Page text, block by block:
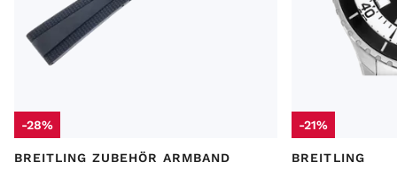
-28%
BREITLING ZUBEHÖR ARMBAND
-21%
BREITLING